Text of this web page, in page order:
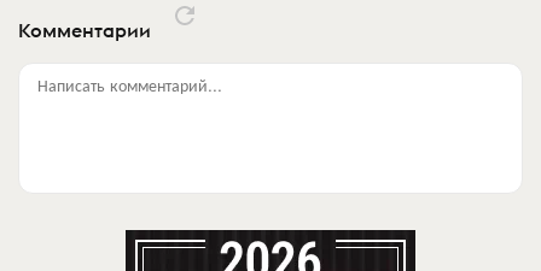
Комментарии
Написать комментарий...